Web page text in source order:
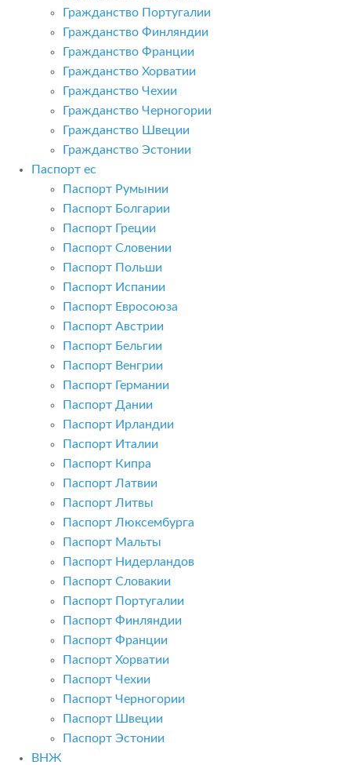
Гражданство Португалии
Гражданство Финляндии
Гражданство Франции
Гражданство Хорватии
Гражданство Чехии
Гражданство Черногории
Гражданство Швеции
Гражданство Эстонии
Паспорт ес
Паспорт Румынии
Паспорт Болгарии
Паспорт Греции
Паспорт Словении
Паспорт Польши
Паспорт Испании
Паспорт Евросоюза
Паспорт Австрии
Паспорт Бельгии
Паспорт Венгрии
Паспорт Германии
Паспорт Дании
Паспорт Ирландии
Паспорт Италии
Паспорт Кипра
Паспорт Латвии
Паспорт Литвы
Паспорт Люксембурга
Паспорт Мальты
Паспорт Нидерландов
Паспорт Словакии
Паспорт Португалии
Паспорт Финляндии
Паспорт Франции
Паспорт Хорватии
Паспорт Чехии
Паспорт Черногории
Паспорт Швеции
Паспорт Эстонии
ВНЖ